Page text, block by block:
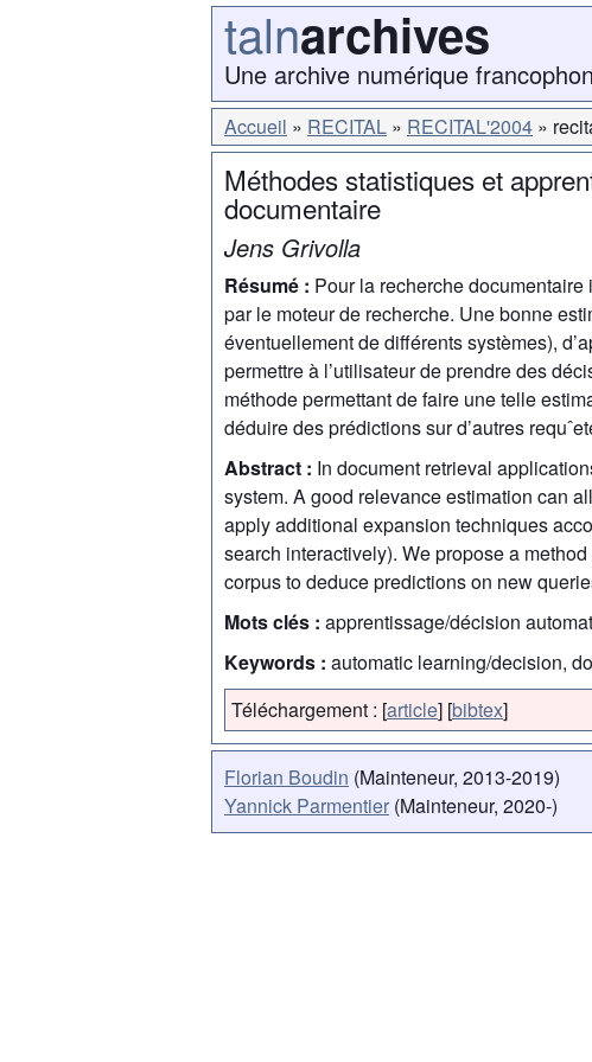
talnarchives
Une archive numérique
Accueil RECITAL RECITAL'2004
Méthodes statistiques et
documentaire
Jens Grivolla
Résumé : Pour la recherche
par le moteur de recherche. Une bonne
éventuellement de différents systèmes),
permettre à l’utilisateur de prendre des
méthode permettant de faire une telle
déduire des prédictions sur d’autres
Abstract : In document retrieval
system. A good relevance estimation can
apply additional expansion techniques
search interactively). We propose a
corpus to deduce predictions on new
Mots clés : apprentissage/décision
Keywords : automatic learning/decision,
Téléchargement : [article] [bibtex]
Florian Boudin (Mainteneur, 2013-2019)
Yannick Parmentier (Mainteneur, 2020-)